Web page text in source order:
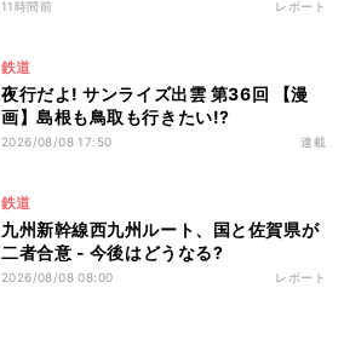
11時間前 レポート
鉄道
夜行だよ! サンライズ出雲 第36回 【漫
画】島根も鳥取も行きたい!?
2026/08/08 17:50 連載
鉄道
九州新幹線西九州ルート、国と佐賀県が
二者合意 - 今後はどうなる?
2026/08/08 08:00 レポート